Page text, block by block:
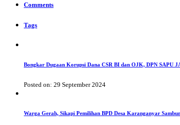
Comments
Tags
Bongkar Dugaan Korupsi Dana CSR BI dan OJK, DPN SAPU
Posted on: 29 September 2024
Warga Gerah, Sikapi Pemilihan BPD Desa Karanganyar